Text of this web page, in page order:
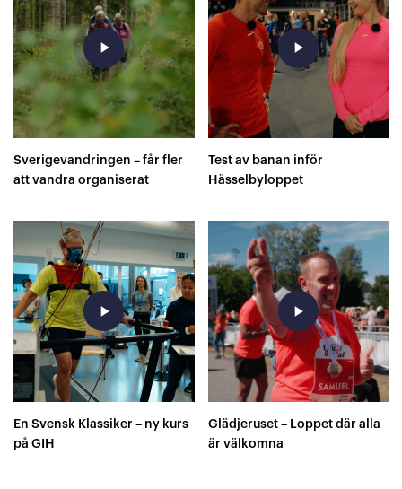
play_arrow
Sverigevandringen – får fler
att vandra organiserat
play_arrow
Test av banan inför
Hässelbyloppet
play_arrow
En Svensk Klassiker – ny kurs
på GIH
play_arrow
Glädjeruset – Loppet där alla
är välkomna